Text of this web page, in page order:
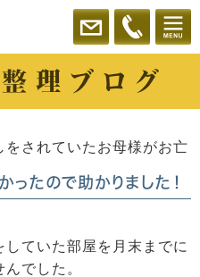
理ブログ
ったので助かりました！
ていた部屋を月末までに
でした。
をされていたお母様がお亡